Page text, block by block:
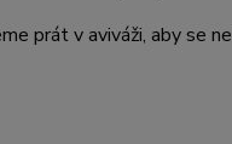
prát v aviváži, aby se